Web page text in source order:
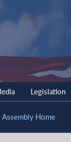
Legislation
Assembly Home